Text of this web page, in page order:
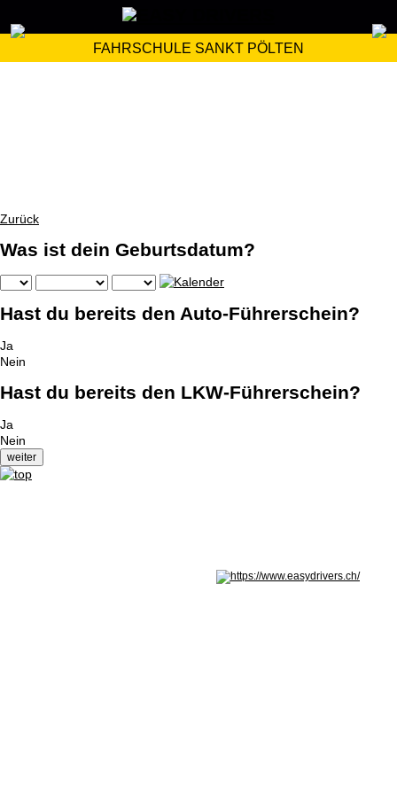
FAHRSCHULE SANKT PÖLTEN
Zurück
Was ist dein Geburtsdatum?
Hast du bereits den Auto-Führerschein?
Ja
Nein
Hast du bereits den LKW-Führerschein?
Ja
Nein